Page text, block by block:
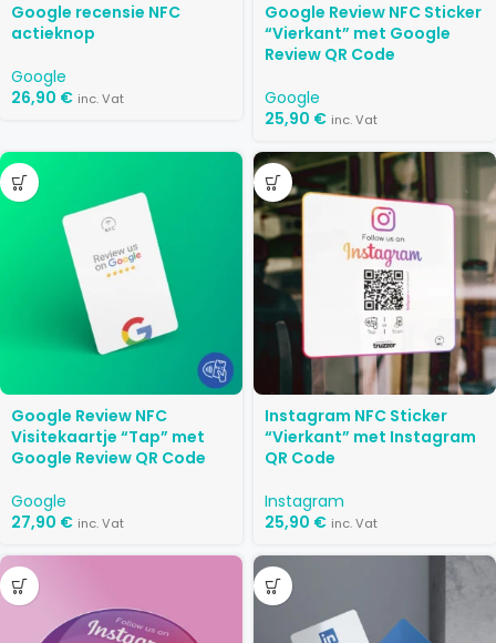
Google recensie NFC
actieknop
Google
26,90 € inc. Vat
Google Review NFC Sticker
“Vierkant” met Google
Review QR Code
Google
25,90 € inc. Vat
Google Review NFC
Visitekaartje “Tap” met
Google Review QR Code
Google
27,90 € inc. Vat
Instagram NFC Sticker
“Vierkant” met Instagram
QR Code
Instagram
25,90 € inc. Vat